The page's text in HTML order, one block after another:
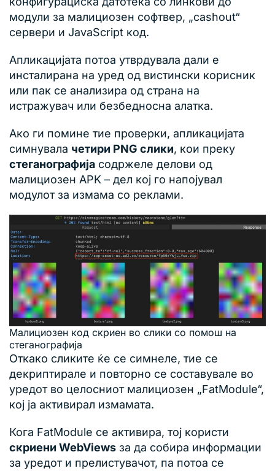
модули за малициозен софтвер, „cashout“
сервери и JavaScript код.
Апликацијата потоа утврдувала дали е
инсталирана на уред од вистински корисник
или пак се анализира од страна на
истражувач или безбедносна алатка.
Ако ги помине тие проверки, апликацијата
симнувала четири PNG слики, кои преку
стеганографија содржеле делови од
малициозен APK – дел кој го напојувал
модулот за измама со реклами.
Малициозен код скриен во слики со помош на
стеганографија
Откако сликите ќе се симнеле, тие се
декриптирале и повторно се составувале во
уредот во целосниот малициозен „FatModule“,
кој ја активирал измамата.
Кога FatModule се активира, тој користи
скриени WebViews за да собира информации
за уредот и прелистувачот, па потоа се